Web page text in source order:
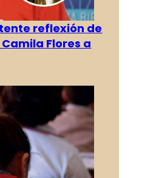
reflexión de
Flores a